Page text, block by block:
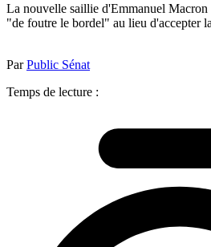
La nouvelle saillie d'Emmanuel Macron
"de foutre le bordel" au lieu d'accepter
ParPublic Sénat
Temps de lecture :